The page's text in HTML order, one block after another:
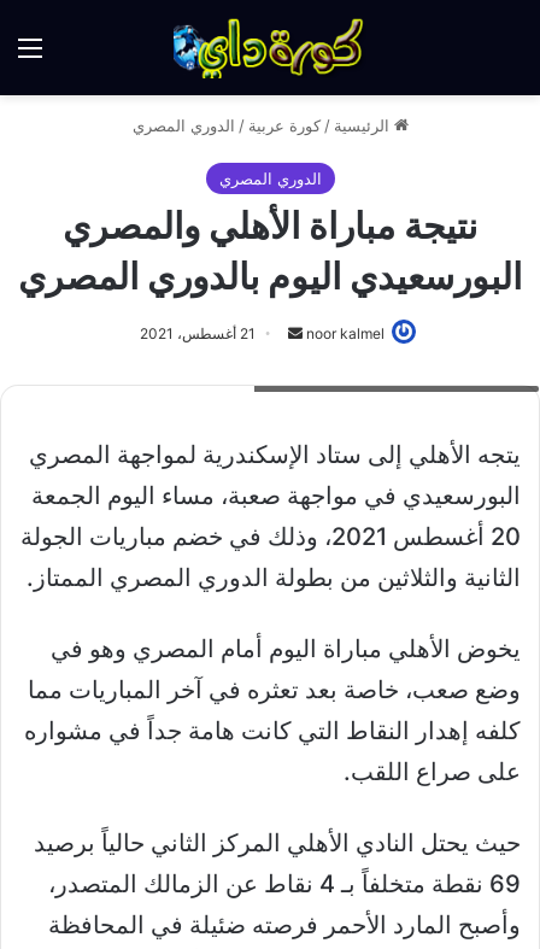
الرئيسية / كورة عربية / الدوري المصري
الدوري المصري
نتيجة مباراة الأهلي والمصري
البورسعيدي اليوم بالدوري المصري
noor kalmel
أرسل
إلكترونيا
21 أغسطس، 2021
يتجه الأهلي إلى ستاد الإسكندرية لمواجهة المصري
البورسعيدي في مواجهة صعبة، مساء اليوم الجمعة
20 أغسطس 2021، وذلك في خضم مباريات الجولة
الثانية والثلاثين من بطولة الدوري المصري الممتاز.
يخوض الأهلي مباراة اليوم أمام المصري وهو في
وضع صعب، خاصة بعد تعثره في آخر المباريات مما
كلفه إهدار النقاط التي كانت هامة جداً في مشواره
على صراع اللقب.
حيث يحتل النادي الأهلي المركز الثاني حالياً برصيد
69 نقطة متخلفاً بـ 4 نقاط عن الزمالك المتصدر،
وأصبح المارد الأحمر فرصته ضئيلة في المحافظة